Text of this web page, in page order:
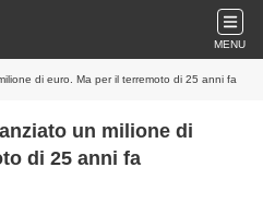
MENU
di euro. Ma per il terremoto di 25 anni fa
un milione di
di 25 anni fa